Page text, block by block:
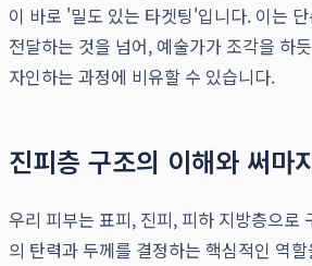
이 바로 '밀도 있는 타겟팅'입니다. 이는
전달하는 것을 넘어, 예술가가 조각을 하
자인하는 과정에 비유할 수 있습니다.
진피층 구조의 이해와 써마
우리 피부는 표피, 진피, 피하 지방층으로
의 탄력과 두께를 결정하는 핵심적인 역